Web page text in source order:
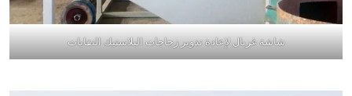
شاشة غربال لإعادة تدوير زجاجات البلاستيك النفايات